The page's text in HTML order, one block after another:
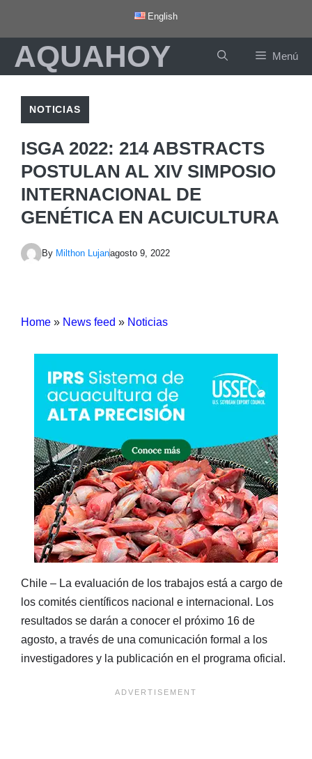
contenido
English
AQUAHOY Menú
NOTICIAS
ISGA 2022: 214 ABSTRACTS
POSTULAN AL XIV SIMPOSIO
INTERNACIONAL DE
GENÉTICA EN ACUICULTURA
By Milthon Lujanagosto 9, 2022
Home » News feed » Noticias
Chile – La evaluación de los trabajos está a cargo de
los comités científicos nacional e internacional. Los
resultados se darán a conocer el próximo 16 de
agosto, a través de una comunicación formal a los
investigadores y la publicación en el programa oficial.